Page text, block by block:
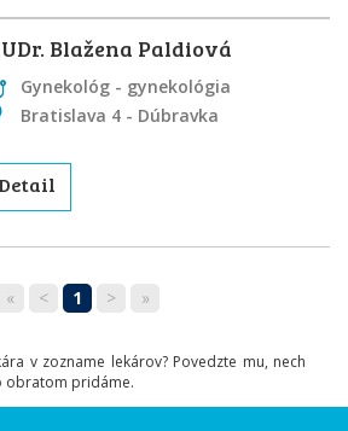
Blažena Paldiová
Gynekológ - gynekológia
Bratislava 4 - Dúbravka
Detail
« < 1 > »
v zozname lekárov? Povedzte mu, nech
obratom pridáme.